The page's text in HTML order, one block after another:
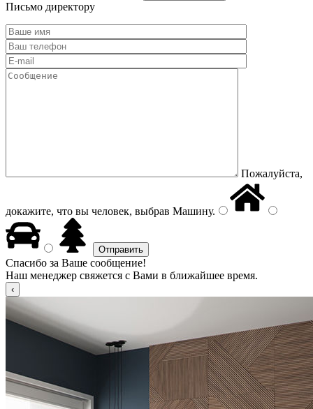
Письмо директору
Пожалуйста,
докажите, что вы человек, выбрав Машину.
Спасибо за Ваше сообщение!
Наш менеджер свяжется с Вами в ближайшее время.